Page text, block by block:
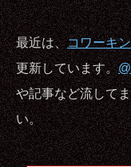
最近は、コワーキ
更新しています。
や記事など流して
い。